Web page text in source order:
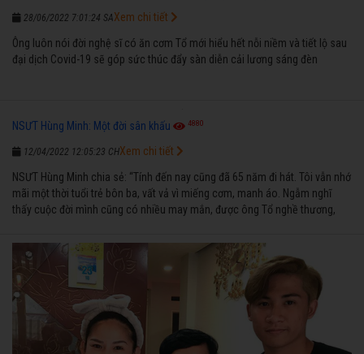
28/06/2022 7:01:24 SA
Ông luôn nói đời nghệ sĩ có ăn cơm Tổ mới hiểu hết nỗi niềm và tiết lộ sau
đại dịch Covid-19 sẽ góp sức thúc đẩy sàn diễn cải lương sáng đèn
Xem chi tiết
NSƯT Hùng Minh: Một đời sân khấu 4880
12/04/2022 12:05:23 CH
NSƯT Hùng Minh chia sẻ: “Tính đến nay cũng đã 65 năm đi hát. Tôi vẫn nhớ
mãi một thời tuổi trẻ bôn ba, vất vả vì miếng cơm, manh áo. Ngẫm nghĩ
thấy cuộc đời mình cũng có nhiều may mắn, được ông Tổ nghề thương,
ngược nhận được những cơ may để từng bước thành danh với nghiệp ca
diễn”.
Xem chi tiết